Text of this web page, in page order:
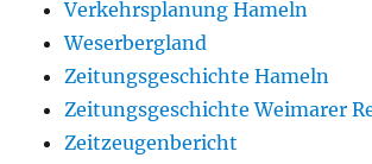
Verkehrsplanung Hameln
Weserbergland
Zeitungsgeschichte Hameln
Zeitungsgeschichte Weimarer
Zeitzeugenbericht